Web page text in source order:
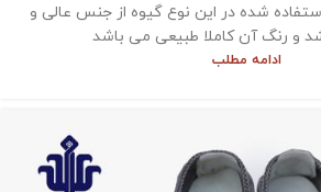
شده در این نوع گیوه از جنس عالی و
و رنگ آن کاملا طبیعی می باشد
ادامه مطلب